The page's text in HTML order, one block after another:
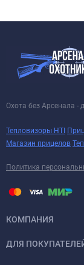
Охота без Арсенала -
Тепловизоры HTI
Магазин прицелов
Политика
КОМПАНИЯ
ДЛЯ